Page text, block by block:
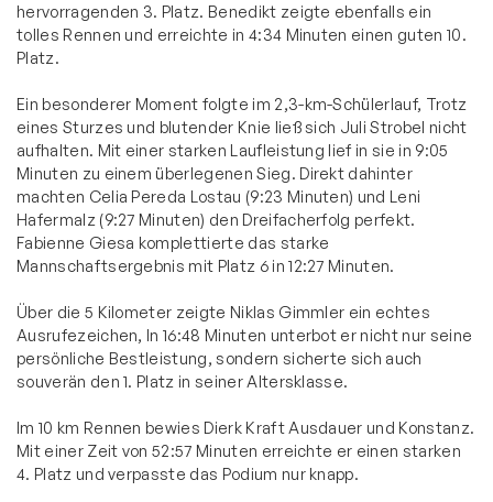
hervorragenden 3. Platz. Benedikt zeigte ebenfalls ein
tolles Rennen und erreichte in 4:34 Minuten einen guten 10.
Platz.
Ein besonderer Moment folgte im 2,3-km-Schülerlauf, Trotz
eines Sturzes und blutender Knie ließ sich Juli Strobel nicht
aufhalten. Mit einer starken Laufleistung lief in sie in 9:05
Minuten zu einem überlegenen Sieg. Direkt dahinter
machten Celia Pereda Lostau (9:23 Minuten) und Leni
Hafermalz (9:27 Minuten) den Dreifacherfolg perfekt.
Fabienne Giesa komplettierte das starke
Mannschaftsergebnis mit Platz 6 in 12:27 Minuten.
Über die 5 Kilometer zeigte Niklas Gimmler ein echtes
Ausrufezeichen, In 16:48 Minuten unterbot er nicht nur seine
persönliche Bestleistung, sondern sicherte sich auch
souverän den 1. Platz in seiner Altersklasse.
Im 10 km Rennen bewies Dierk Kraft Ausdauer und Konstanz.
Mit einer Zeit von 52:57 Minuten erreichte er einen starken
4. Platz und verpasste das Podium nur knapp.